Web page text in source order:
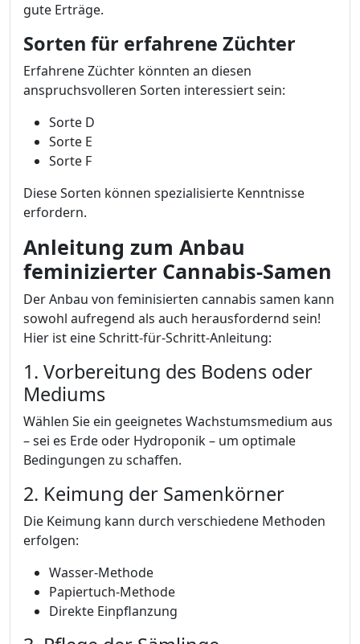
gute Erträge.
Sorten für erfahrene Züchter
Erfahrene Züchter könnten an diesen
anspruchsvolleren Sorten interessiert sein:
Sorte D
Sorte E
Sorte F
Diese Sorten können spezialisierte Kenntnisse
erfordern.
Anleitung zum Anbau
feminizierter Cannabis-Samen
Der Anbau von feminisierten cannabis samen kann
sowohl aufregend als auch herausfordernd sein!
Hier ist eine Schritt-für-Schritt-Anleitung:
1. Vorbereitung des Bodens oder
Mediums
Wählen Sie ein geeignetes Wachstumsmedium aus
– sei es Erde oder Hydroponik – um optimale
Bedingungen zu schaffen.
2. Keimung der Samenkörner
Die Keimung kann durch verschiedene Methoden
erfolgen:
Wasser-Methode
Papiertuch-Methode
Direkte Einpflanzung